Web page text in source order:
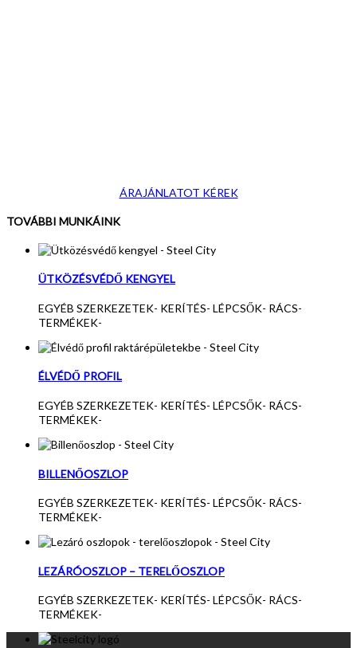
ÁRAJÁNLATOT KÉREK
TOVÁBBI MUNKÁINK
ÜTKÖZÉSVÉDŐ KENGYEL
EGYÉB SZERKEZETEK- KERÍTÉS- LÉPCSŐK- RÁCS-
TERMÉKEK-
ÉLVÉDŐ PROFIL
EGYÉB SZERKEZETEK- KERÍTÉS- LÉPCSŐK- RÁCS-
TERMÉKEK-
BILLENŐOSZLOP
EGYÉB SZERKEZETEK- KERÍTÉS- LÉPCSŐK- RÁCS-
TERMÉKEK-
LEZÁRÓOSZLOP – TERELŐOSZLOP
EGYÉB SZERKEZETEK- KERÍTÉS- LÉPCSŐK- RÁCS-
TERMÉKEK-